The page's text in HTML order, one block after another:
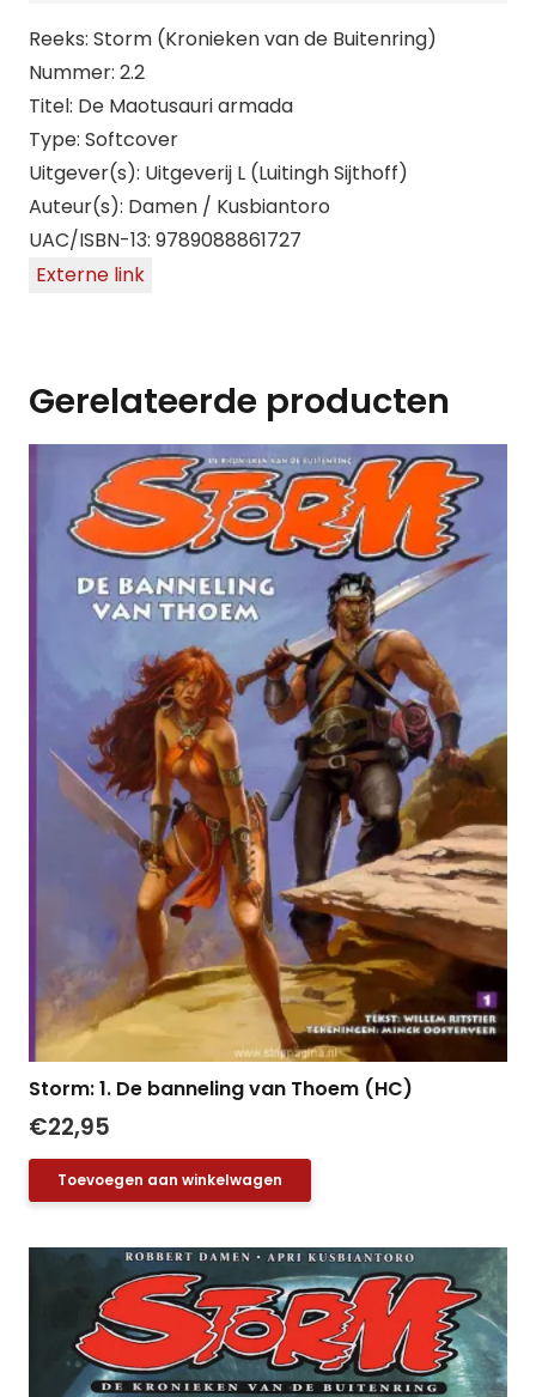
Reeks: Storm (Kronieken van de Buitenring)
Nummer: 2.2
Titel: De Maotusauri armada
Type: Softcover
Uitgever(s): Uitgeverij L (Luitingh Sijthoff)
Auteur(s): Damen / Kusbiantoro
UAC/ISBN-13: 9789088861727
Externe link
Gerelateerde producten
Storm: 1. De banneling van Thoem (HC)
€22,95
Toevoegen aan winkelwagen